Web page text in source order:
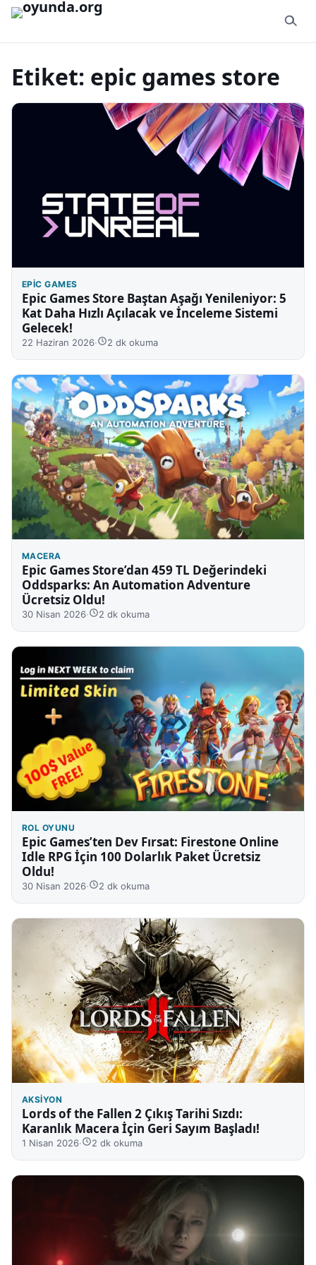
İçeriğe geç
Etiket: epic games store
EPIC GAMES
Epic Games Store Baştan Aşağı Yenileniyor: 5
Kat Daha Hızlı Açılacak ve İnceleme Sistemi
Gelecek!
22 Haziran 2026· 2 dk okuma
MACERA
Epic Games Store’dan 459 TL Değerindeki
Oddsparks: An Automation Adventure
Ücretsiz Oldu!
30 Nisan 2026· 2 dk okuma
ROL OYUNU
Epic Games’ten Dev Fırsat: Firestone Online
Idle RPG İçin 100 Dolarlık Paket Ücretsiz
Oldu!
30 Nisan 2026· 2 dk okuma
AKSIYON
Lords of the Fallen 2 Çıkış Tarihi Sızdı:
Karanlık Macera İçin Geri Sayım Başladı!
1 Nisan 2026· 2 dk okuma